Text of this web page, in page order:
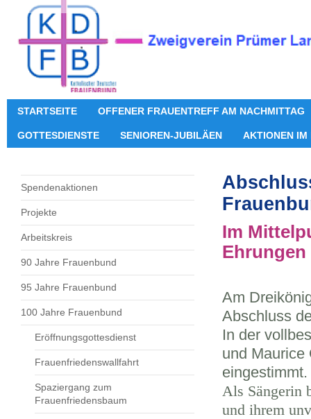
STARTSEITE OFFENER FRAUENTREFF AM NACHMITTAG
GOTTESDIENSTE SENIOREN-JUBILÄEN AKTIONEN IM
Spendenaktionen
Projekte
Arbeitskreis
90 Jahre Frauenbund
95 Jahre Frauenbund
100 Jahre Frauenbund
Eröffnungsgottesdienst
Frauenfriedenswallfahrt
Spaziergang zum
Frauenfriedensbaum
Im
Am
Abschluss
In der
und Maurice
eingestimmt.
Als Sängerin
und ihrem